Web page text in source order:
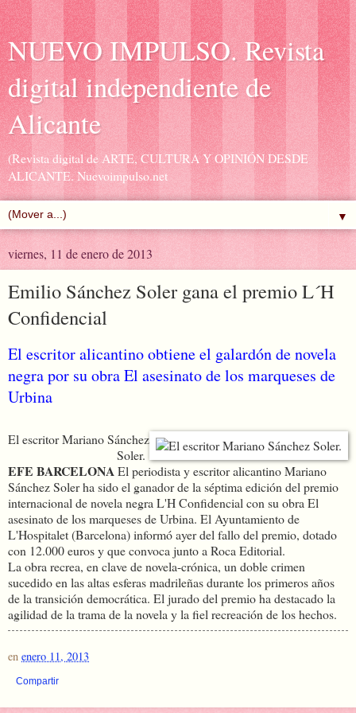
NUEVO IMPULSO. Revista
digital independiente de
Alicante
(Revista digital de ARTE, CULTURA Y OPINIÓN DESDE
ALICANTE. Nuevoimpulso.net
▼
viernes, 11 de enero de 2013
Emilio Sánchez Soler gana el premio L´H
Confidencial
El escritor alicantino obtiene el galardón de novela
negra por su obra El asesinato de los marqueses de
Urbina
El escritor Mariano Sánchez
Soler.
EFE BARCELONAEl periodista y escritor alicantino Mariano
Sánchez Soler ha sido el ganador de la séptima edición del premio
internacional de novela negra L'H Confidencial con su obra El
asesinato de los marqueses de Urbina. El Ayuntamiento de
L'Hospitalet (Barcelona) informó ayer del fallo del premio, dotado
con 12.000 euros y que convoca junto a Roca Editorial.
La obra recrea, en clave de novela-crónica, un doble crimen
sucedido en las altas esferas madrileñas durante los primeros años
de la transición democrática. El jurado del premio ha destacado la
agilidad de la trama de la novela y la fiel recreación de los hechos.
en enero 11, 2013
Compartir